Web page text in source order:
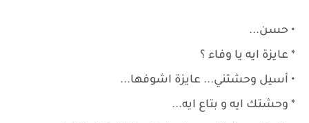
• حسن...
* عايزة ايه يا وفاء ؟
• أسيل وحشتني... عايزة اشوفها...
* وحشتك ايه و بتاع ايه...